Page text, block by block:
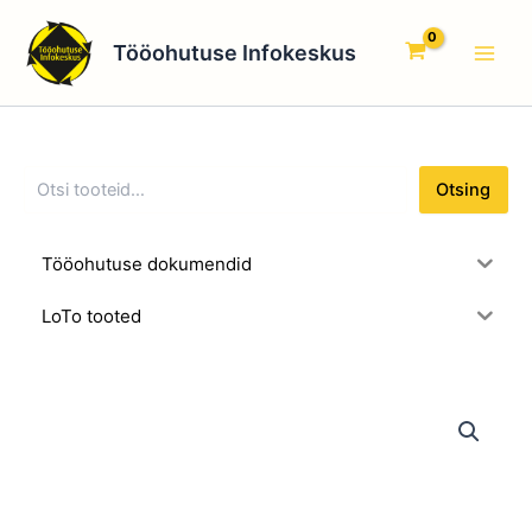
content
Tööohutuse Infokeskus
s
n
Otsing
Tööohutuse dokumendid
LoTo tooted